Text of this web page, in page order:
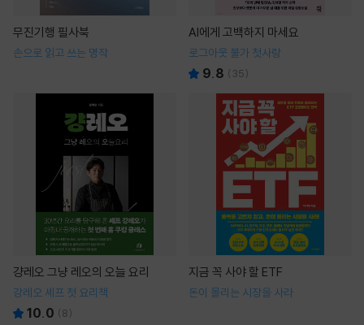
무진기행 필사북
손으로 읽고 쓰는 명작
AI에게 고백하지 마세요
로그아웃 불가 첫사랑
9.8 ( 35)
걍레오 그냥 레오의 오늘 요리
강레오 셰프 첫 요리책
10.0 (8)
지금 꼭 사야 할 ETF
돈이 몰리는 시장을 사라